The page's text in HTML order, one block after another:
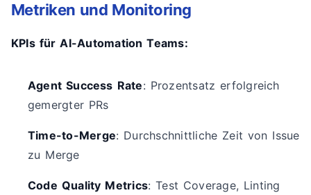
Metriken und Monitoring
KPIs für AI-Automation Teams:
Agent Success Rate: Prozentsatz erfolgreich
gemergter PRs
Time-to-Merge: Durchschnittliche Zeit von Issue
zu Merge
Code Quality Metrics: Test Coverage, Linting